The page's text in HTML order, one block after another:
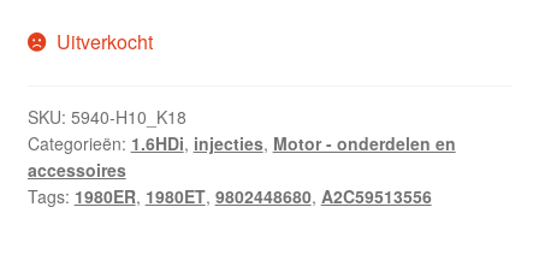
Uitverkocht
SKU: 5940-H10_K18
Categorieën: 1.6HDi, injecties, Motor - onderdelen en
accessoires
Tags: 1980ER, 1980ET, 9802448680, A2C59513556